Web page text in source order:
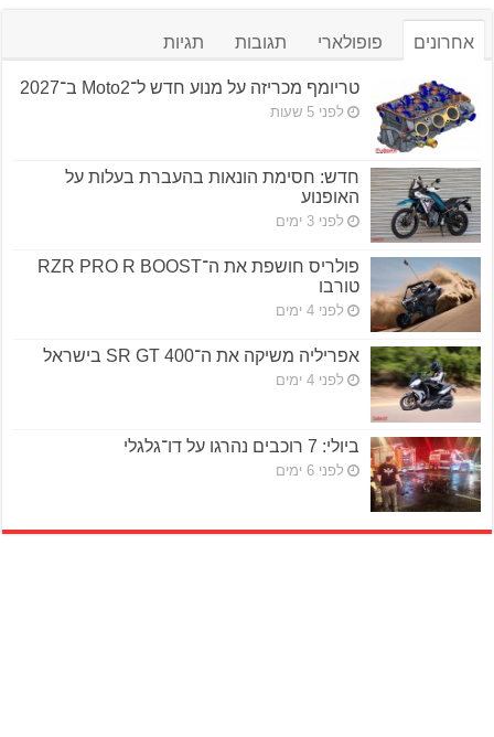
אחרונים פופולארי תגובות תגיות
טריומף מכריזה על מנוע חדש ל־Moto2 ב־2027
לפני 5 שעות
חדש: חסימת הונאות בהעברת בעלות על
האופנוע
לפני 3 ימים
פולריס חושפת את ה־RZR PRO R BOOST
טורבו
לפני 4 ימים
אפריליה משיקה את ה־SR GT 400 בישראל
לפני 4 ימים
ביולי: 7 רוכבים נהרגו על דו־גלגלי
לפני 6 ימים